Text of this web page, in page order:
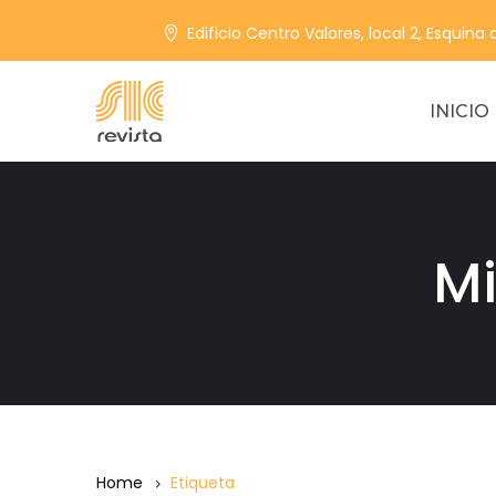
Edificio Centro Valores, local 2, Esquina
INICIO
Home Etiqueta